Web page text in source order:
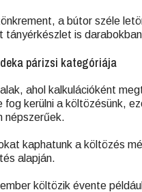
a bútor széle
tányérkészlet is
párizsi kategóriája
ahol kalkulációként
fog kerülni a költözésünk,
népszerűek.
kaphatunk a költözés
alapján.
költözik évente